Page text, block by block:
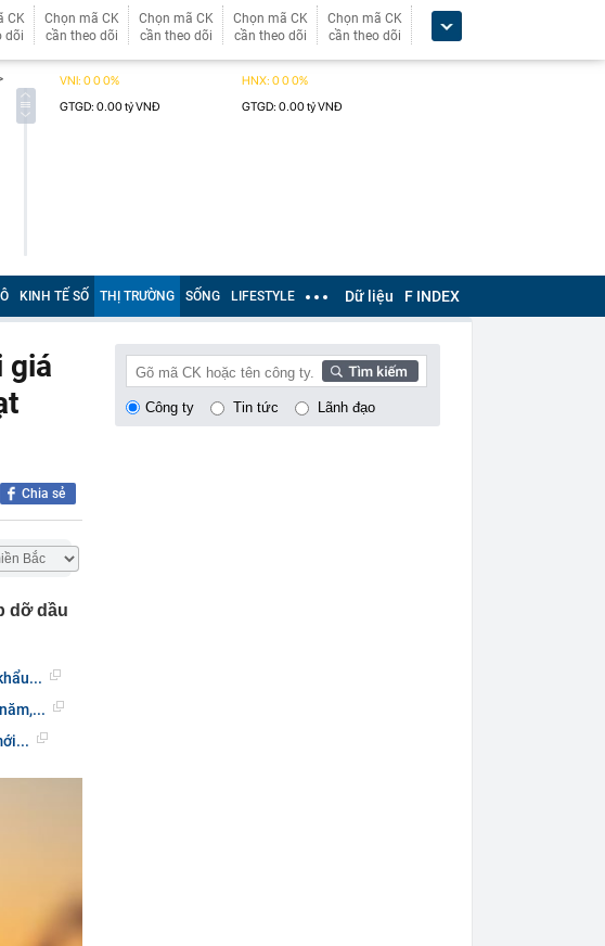
CK
dõi
Chọn mã CK
cần theo dõi
Chọn mã CK
cần theo dõi
Chọn mã CK
cần theo dõi
Chọn mã CK
cần theo dõi
KINH TẾ SỐ THỊ TRƯỜNG SỐNG LIFESTYLE Dữ liệu F INDEX
giá
Chia sẻ
dỡ dầu
Công ty Tin tức Lãnh đạo